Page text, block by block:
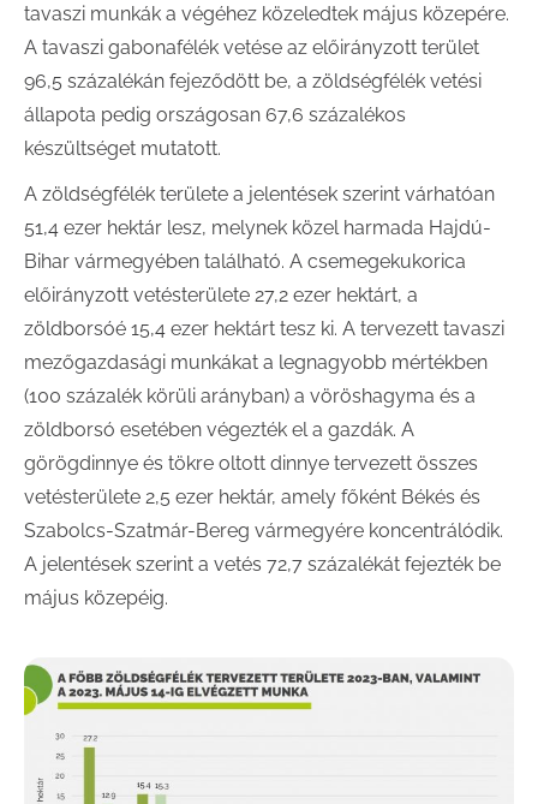
tavaszi munkák a végéhez közeledtek május közepére.
A tavaszi gabonafélék vetése az előirányzott terület
96,5 százalékán fejeződött be, a zöldségfélék vetési
állapota pedig országosan 67,6 százalékos
készültséget mutatott.
A zöldségfélék területe a jelentések szerint várhatóan
51,4 ezer hektár lesz, melynek közel harmada Hajdú-
Bihar vármegyében található. A csemegekukorica
előirányzott vetésterülete 27,2 ezer hektárt, a
zöldborsóé 15,4 ezer hektárt tesz ki. A tervezett tavaszi
mezőgazdasági munkákat a legnagyobb mértékben
(100 százalék körüli arányban) a vöröshagyma és a
zöldborsó esetében végezték el a gazdák. A
görögdinnye és tökre oltott dinnye tervezett összes
vetésterülete 2,5 ezer hektár, amely főként Békés és
Szabolcs-Szatmár-Bereg vármegyére koncentrálódik.
A jelentések szerint a vetés 72,7 százalékát fejezték be
május közepéig.